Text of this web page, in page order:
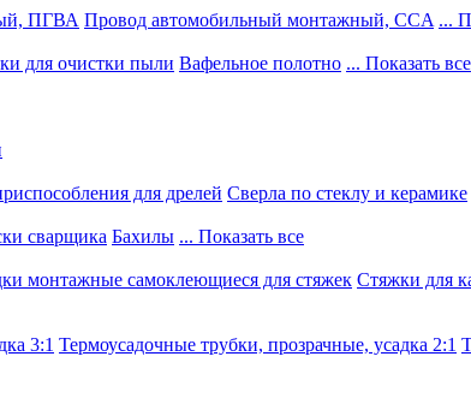
ПГВА Провод автомобильный монтажный, CCA ...
для очистки пыли Вафельное полотно ... Показать все
для дрелей Сверла по стеклу и керамике
сварщика Бахилы ... Показать все
монтажные самоклеющиеся для стяжек Стяжки для
3:1 Термоусадочные трубки, прозрачные, усадка 2:1